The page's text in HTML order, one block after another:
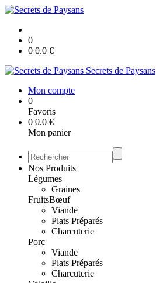
0
0 0.0 €
Secrets de Paysans
Mon compte
0
Favoris
0 0.0 €
Mon panier
Nos Produits
Légumes
Graines
FruitsBœuf
Viande
Plats Préparés
Charcuterie
Porc
Viande
Plats Préparés
Charcuterie